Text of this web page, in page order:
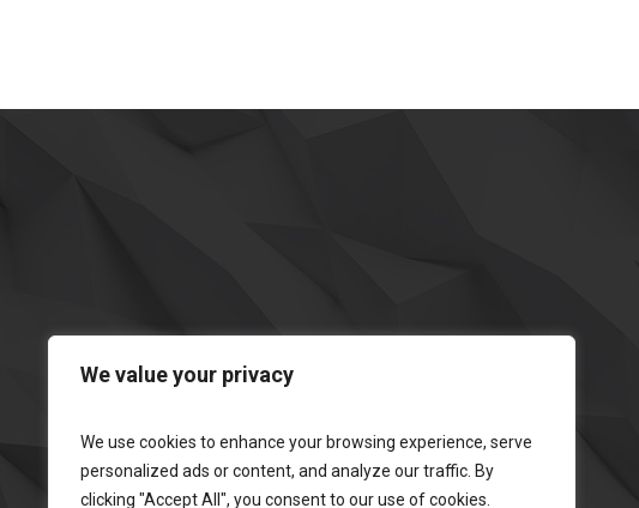
We value your privacy
We use cookies to enhance your browsing experience, serve
personalized ads or content, and analyze our traffic. By
clicking "Accept All", you consent to our use of cookies.